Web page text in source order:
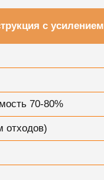
с усилением
70-80%
отходов)